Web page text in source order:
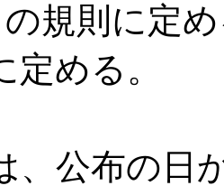
規則に定め
める。
、公布の日